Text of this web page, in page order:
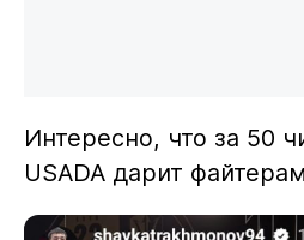
Интересно, что за 50
USADA дарит